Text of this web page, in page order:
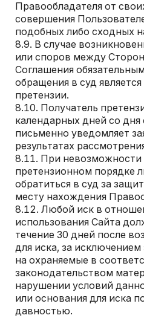
Правообладателя от
совершения
подобных либо сходных
В случае
или споров между
Соглашения
обращения в суд
претензии.
Получатель
календарных дней со дня
письменно уведомляет
результатах
При невозможности
претензионном порядке
обратиться в суд за
месту нахождения
Любой иск в
использования Сайта
течение 30 дней после
для иска, за
на охраняемые в
законодательством
нарушении условий
или основания для иска
давностью.